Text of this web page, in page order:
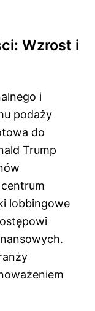
Wzrost i
i
podaży
do
Trump
lobbingowe